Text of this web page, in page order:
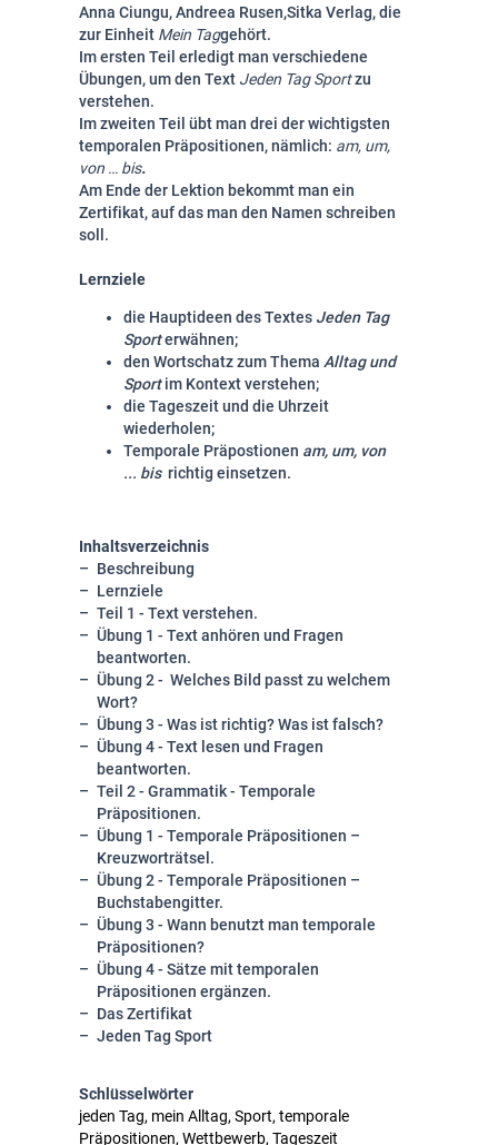
Anna Ciungu, Andreea Rusen,Sitka Verlag, die
zur Einheit Mein Taggehört.
Im ersten Teil erledigt man verschiedene
Übungen, um den Text Jeden Tag Sportzu
verstehen.
Im zweiten Teil übt man drei der wichtigsten
temporalen Präpositionen, nämlich: am, um,
von … bis.
Am Ende der Lektion bekommt man ein
Zertifikat, auf das man den Namen schreiben
soll.
Lernziele
die Hauptideen des Textes Jeden Tag
Sporterwähnen;
den Wortschatz zum Thema Alltagund
Sport im Kontext verstehen;
die Tageszeit und die Uhrzeit
wiederholen;
Temporale Präpostionen am, um, von
... bis richtig einsetzen.
Inhaltsverzeichnis
Beschreibung
Lernziele
Teil 1 - Text verstehen.
Übung 1 - Text anhören und Fragen
beantworten.
Übung 2 - Welches Bild passt zu welchem
Wort?
Übung 3 - Was ist richtig? Was ist falsch?
Übung 4 - Text lesen und Fragen
beantworten.
Teil 2 - Grammatik - Temporale
Präpositionen.
Übung 1 - Temporale Präpositionen –
Kreuzworträtsel.
Übung 2 - Temporale Präpositionen –
Buchstabengitter.
Übung 3 - Wann benutzt man temporale
Präpositionen?
Übung 4 - Sätze mit temporalen
Präpositionen ergänzen.
Das Zertifikat
Jeden Tag Sport
Schlüsselwörter
jeden Tag, mein Alltag, Sport, temporale
Präpositionen, Wettbewerb, Tageszeit